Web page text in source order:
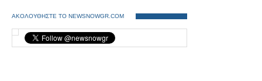
ΑΚΟΛΟΥΘΗΣΤΕ ΤΟ NEWSNOWGR.COM